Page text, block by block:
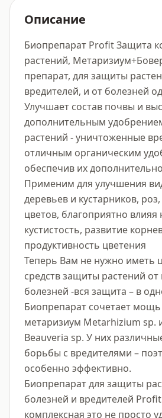
Описание
Биопрепарат Profit Защита
растений,
препарат, для защиты
вредителей, и от болезней
Улучшает состав почвы и
дополнительным
растений - уничтоженные
отличным органическим
обеспечив их
Применим для улучшения
деревьев и кустарников,
цветов, благоприятно влияя
кустистость, развитие
продуктивность цветения
Теперь Вам не нужно иметь
средств защиты растений от
болезней -вся защита – в
Биопрепарат сочетает мощь
метаризиум Metarhizium sp.
Beauveria sp. У них
борьбы с вредителями –
особенно эффективно.
Биопрепарат для защиты
болезней и вредителей
комплексная это не просто